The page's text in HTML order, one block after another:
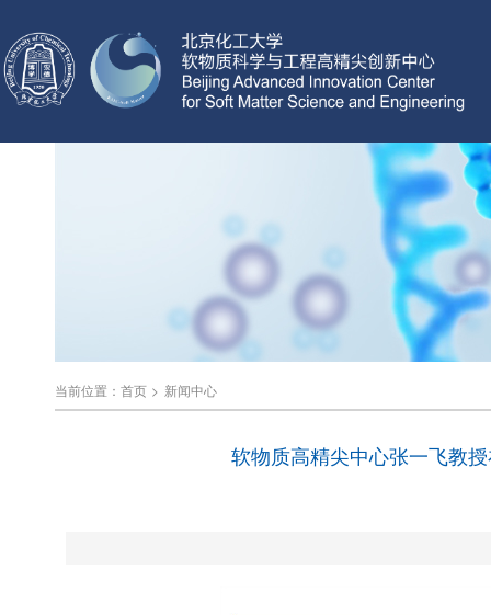
当前位置： 首页 > 新闻中心
软物质高精尖中心张一飞教